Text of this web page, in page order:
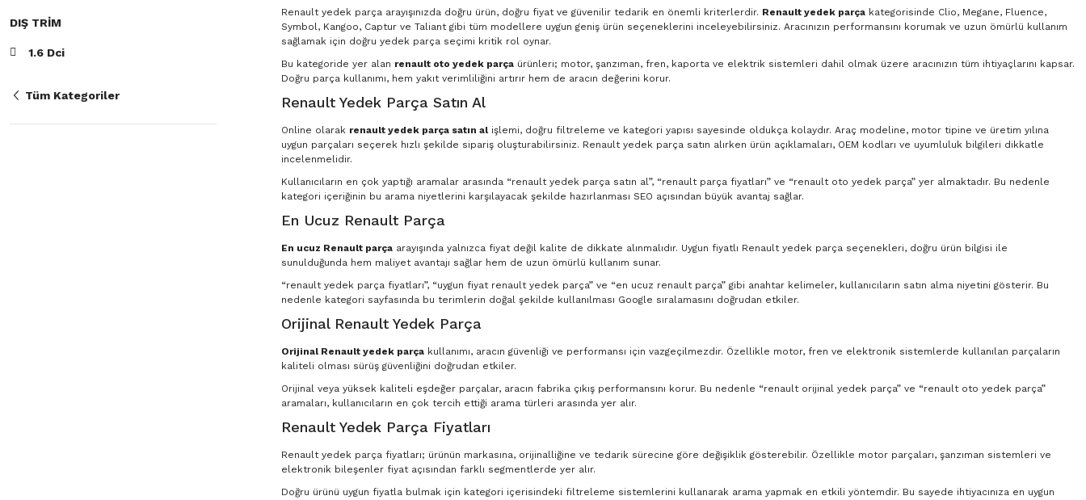
DIŞ TRIM
1.6 Dci
Tüm Kategoriler
Renault yedek parça arayışınızda doğru ürün, doğru fiyat ve güvenilir tedarik en önemli kriterlerdir. Renault yedek parça kategorisinde Clio, Megane, Fluence,
Symbol, Kangoo, Captur ve Taliant gibi tüm modellere uygun geniş ürün seçeneklerini inceleyebilirsiniz. Aracınızın performansını korumak ve uzun ömürlü kullanım
sağlamak için doğru yedek parça seçimi kritik rol oynar.
Bu kategoride yer alan renault oto yedek parça ürünleri; motor, şanzıman, fren, kaporta ve elektrik sistemleri dahil olmak üzere aracınızın tüm ihtiyaçlarını kapsar.
Doğru parça kullanımı, hem yakıt verimliliğini artırır hem de aracın değerini korur.
Renault Yedek Parça Satın Al
Online olarak renault yedek parça satın al işlemi, doğru filtreleme ve kategori yapısı sayesinde oldukça kolaydır. Araç modeline, motor tipine ve üretim yılına
uygun parçaları seçerek hızlı şekilde sipariş oluşturabilirsiniz. Renault yedek parça satın alırken ürün açıklamaları, OEM kodları ve uyumluluk bilgileri dikkatle
incelenmelidir.
Kullanıcıların en çok yaptığı aramalar arasında “renault yedek parça satın al”, “renault parça fiyatları” ve “renault oto yedek parça” yer almaktadır. Bu nedenle
kategori içeriğinin bu arama niyetlerini karşılayacak şekilde hazırlanması SEO açısından büyük avantaj sağlar.
En Ucuz Renault Parça
En ucuz Renault parça arayışında yalnızca fiyat değil kalite de dikkate alınmalıdır. Uygun fiyatlı Renault yedek parça seçenekleri, doğru ürün bilgisi ile
sunulduğunda hem maliyet avantajı sağlar hem de uzun ömürlü kullanım sunar.
“renault yedek parça fiyatları”, “uygun fiyat renault yedek parça” ve “en ucuz renault parça” gibi anahtar kelimeler, kullanıcıların satın alma niyetini gösterir. Bu
nedenle kategori sayfasında bu terimlerin doğal şekilde kullanılması Google sıralamasını doğrudan etkiler.
Orijinal Renault Yedek Parça
Orijinal Renault yedek parça kullanımı, aracın güvenliği ve performansı için vazgeçilmezdir. Özellikle motor, fren ve elektronik sistemlerde kullanılan parçaların
kaliteli olması sürüş güvenliğini doğrudan etkiler.
Orijinal veya yüksek kaliteli eşdeğer parçalar, aracın fabrika çıkış performansını korur. Bu nedenle “renault orijinal yedek parça” ve “renault oto yedek parça”
aramaları, kullanıcıların en çok tercih ettiği arama türleri arasında yer alır.
Renault Yedek Parça Fiyatları
Renault yedek parça fiyatları; ürünün markasına, orijinalliğine ve tedarik sürecine göre değişiklik gösterebilir. Özellikle motor parçaları, şanzıman sistemleri ve
elektronik bileşenler fiyat açısından farklı segmentlerde yer alır.
Doğru ürünü uygun fiyatla bulmak için kategori içerisindeki filtreleme sistemlerini kullanarak arama yapmak en etkili yöntemdir. Bu sayede ihtiyacınıza en uygun